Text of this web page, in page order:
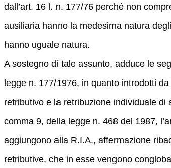
dall’art. 16 l. n. 177/76 perché non
ausiliaria hanno la medesima natura
hanno uguale natura.
A sostegno di tale assunto, adduce le
legge n. 177/1976, in quanto introdotti
retributivo e la retribuzione individuale di
comma 9, della legge n. 468 del 1987,
aggiungono alla R.I.A., affermazione
retributive, che in esse vengono